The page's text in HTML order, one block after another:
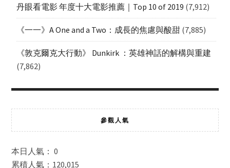
丹眼看電影 年度十大電影推薦｜Top 10 of 2019 (7,912)
《一一》A One and a Two：成長的焦慮與酸甜 (7,885)
《敦克爾克大行動》 Dunkirk ：英雄神話的解構與重建
(7,862)
參觀人氣
本日人氣： 0
累積人氣：120,015